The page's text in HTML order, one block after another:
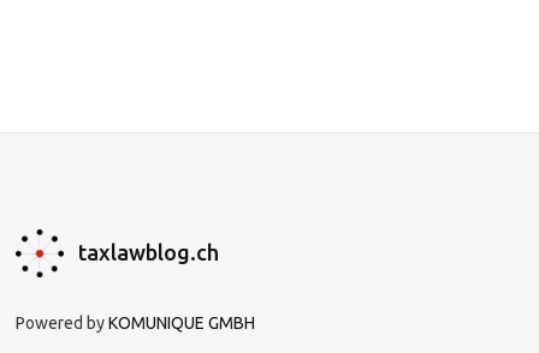
taxlawblog.ch
Powered byKOMUNIQUE GMBH